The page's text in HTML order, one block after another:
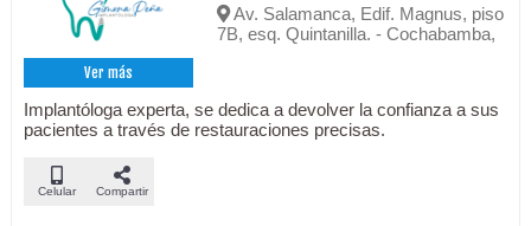
Ver más
Av. Salamanca, Edif. Magnus, piso
7B, esq. Quintanilla. - Cochabamba,
Implantóloga experta, se dedica a devolver la confianza a sus
pacientes a través de restauraciones precisas.
Celular Compartir